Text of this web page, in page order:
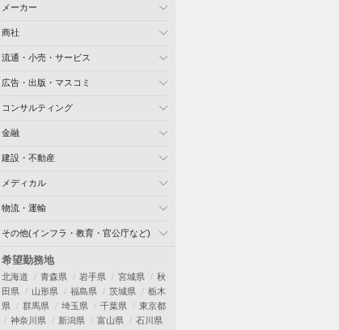
メーカー
商社
流通・小売・サービス
広告・出版・マスコミ
コンサルティング
金融
建設・不動産
メディカル
物流・運輸
その他(インフラ・教育・官公庁など)
希望勤務地
北海道 青森県 岩手県 宮城県
秋
田県
山形県 福島県 茨城県
栃木
県
群馬県 埼玉県 千葉県
東京都
神奈川県
新潟県 富山県
石川県